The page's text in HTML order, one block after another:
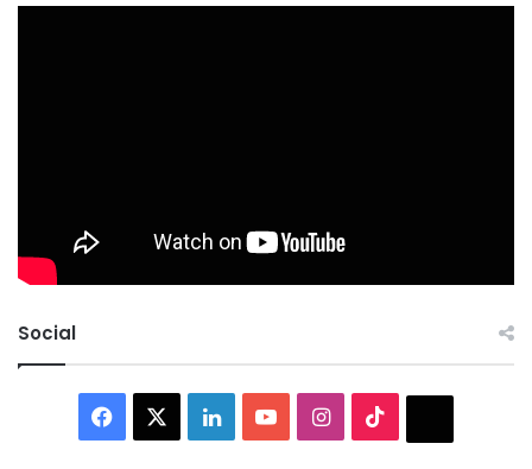
Social
Facebook LinkedInYouTubeInstagram